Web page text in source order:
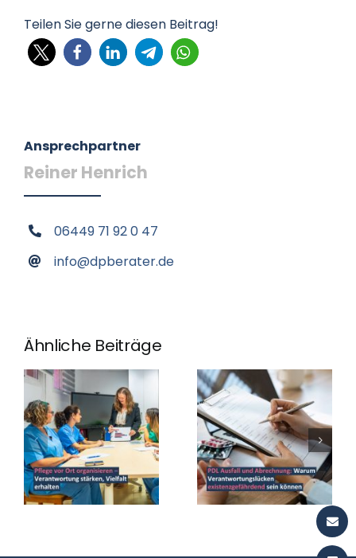
Teilen Sie gerne diesen Beitrag!
Ansprechpartner
Reiner Henrich
06449 71 92 0 47
info@dpberater.de
Ähnliche Beiträge